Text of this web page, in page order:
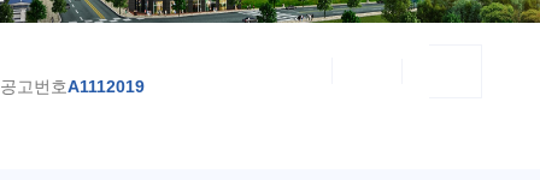
공고번호A1112019